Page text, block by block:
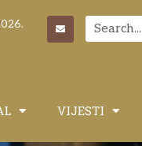
VIJESTI